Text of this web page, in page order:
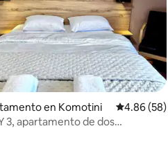
4.95 de 5; 74 evaluaciones
en Komotini
4.86 (58)
3, apartamento de dos